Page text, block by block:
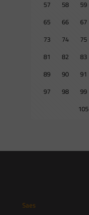
57
58 59
65
66 67
73
74 75
81
82 83
89
90 91
97
98 99
105
Saes